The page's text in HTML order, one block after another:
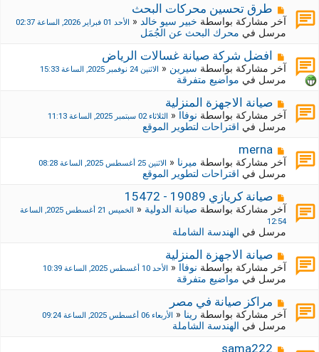
ج
د
ي
ة
م
ش
ر
ك
ة
ج
د
د
ة
طرق تحسين محركات البحث
آخر مشاركة بواسطة خبير سيو خالد« الأحد 01 فبراير 2026, الساعة 02:37
مرسل في محرك البحث عن الجُمَل
م
ش
ر
ك
ة
ج
د
د
ة
افضل شركة صيانة غسالات الرياض
آخر مشاركة بواسطة سيرين« الاثنين 24 نوفمبر 2025, الساعة 15:33
مرسل في مواضيع متفرقة
م
ش
ر
ك
ة
ج
د
د
ة
صيانة الاجهزة المنزلية
آخر مشاركة بواسطة نوفاا« الثلاثاء 02 سبتمبر 2025, الساعة 11:13
مرسل في اقتراحات لتطوير الموقع
م
ش
ر
ك
ة
ج
د
ي
ة
merna
آخر مشاركة بواسطة ميرنا« الاثنين 25 أغسطس 2025, الساعة 08:28
مرسل في اقتراحات لتطوير الموقع
م
ش
ا
ك
ة
ج
د
ي
ة
صيانة كريازي 19089 - 15472
آخر مشاركة بواسطة صيانة الدولية«
الخميس 21 أغسطس 2025, الساعة
12:54
مرسل في الهندسة الشاملة
م
ش
ر
ك
ة
ج
د
صيانة الاجهزة المنزلية
آخر مشاركة بواسطة نوفاا« الأحد 10 أغسطس 2025, الساعة 10:39
مرسل في مواضيع متفرقة
م
ش
ر
ك
مراكز صيانة في مصر
آخر مشاركة بواسطة رينا« الأربعاء 06 أغسطس 2025, الساعة 09:24
مرسل في الهندسة الشاملة
م sama222